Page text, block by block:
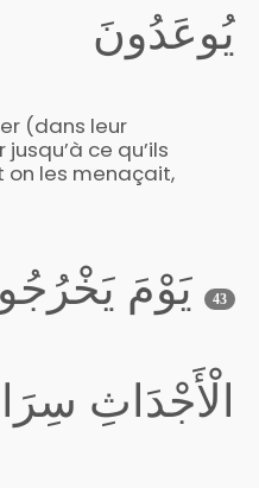
يُوعَدُونَ
(dans leur
ce qu’ils
on les menaçait,
43 يَوْمَ
الْأَجْدَاثِ